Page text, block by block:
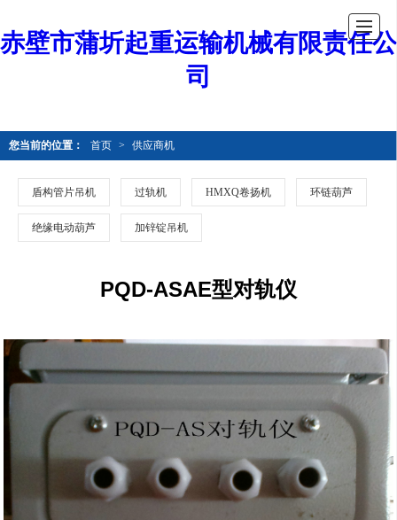
赤壁市蒲圻起重运输机械有限责任公
司
您当前的位置： 首页 > 供应商机
盾构管片吊机 过轨机 HMXQ卷扬机 环链葫芦
绝缘电动葫芦 加锌锭吊机
PQD-ASAE型对轨仪